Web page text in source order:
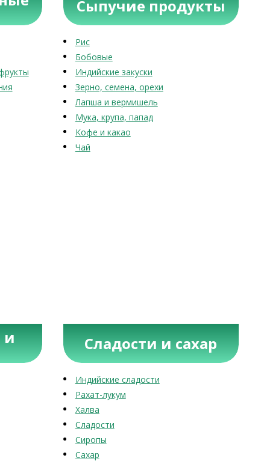
Сыпучие продукты
Рис
Бобовые
Индийские закуски
Зерно, семена, орехи
Лапша и вермишель
Мука, крупа, папад
Кофе и какао
Чай
и Сладости и сахар
Индийские сладости
Рахат-лукум
Халва
Сладости
Сиропы
Сахар